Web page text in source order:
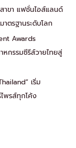
าขา แฟชั่นไอส์แลนด์
ตรฐานระดับโลก
Awards
กรรมซีรีส์วายไทยสู่
เริ่ม
พรส์ทุกโค้ง